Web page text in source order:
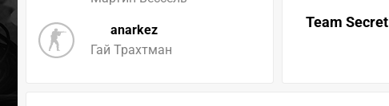
anarkez
Гай Трахтман
Team Secret